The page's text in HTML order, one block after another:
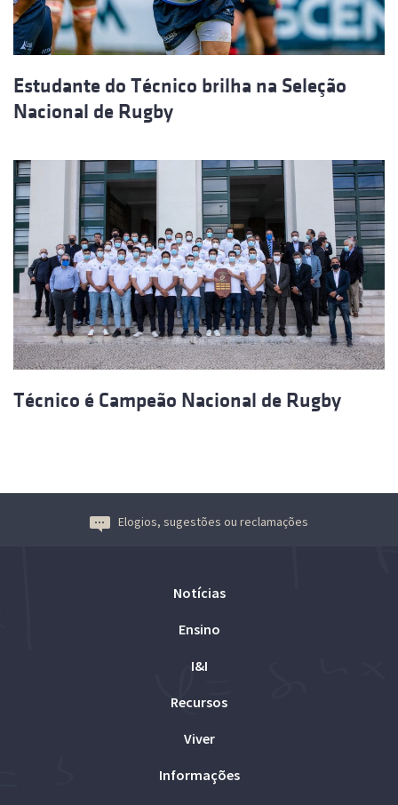
Estudante do Técnico brilha na Seleção
Nacional de Rugby
Técnico é Campeão Nacional de Rugby
Elogios, sugestões ou reclamações
Notícias
Ensino
I&I
Recursos
Viver
Informações